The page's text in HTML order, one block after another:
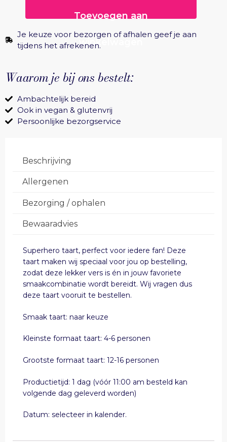
Toevoegen aan
winkelwagen
Je keuze voor bezorgen of afhalen geef je aan
tijdens het afrekenen.
Waarom je bij ons bestelt:
Ambachtelijk bereid
Ook in vegan & glutenvrij
Persoonlijke bezorgservice
Beschrijving
Allergenen
Bezorging / ophalen
Bewaaradvies
Superhero taart, perfect voor iedere fan! Deze
taart maken wij speciaal voor jou op bestelling,
zodat deze lekker vers is én in jouw favoriete
smaakcombinatie wordt bereidt. Wij vragen dus
deze taart vooruit te bestellen.
Smaak taart: naar keuze
Kleinste formaat taart: 4-6 personen
Grootste formaat taart: 12-16 personen
Productietijd: 1 dag (vóór 11:00 am besteld kan
volgende dag geleverd worden)
Datum: selecteer in kalender.